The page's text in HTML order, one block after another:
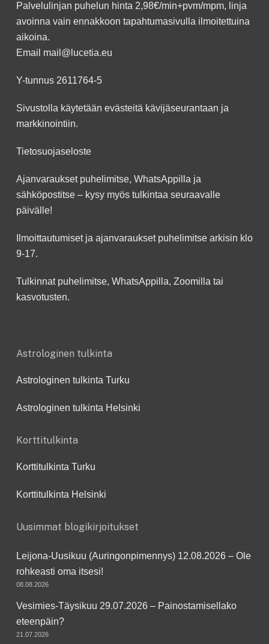
Palvelulinjan puhelun hinta 2,98€/min+pvm/mpm, linja
avoinna vain ennakkoon tapahtumasivulla ilmoitettuina
aikoina.
Email mail@lucetia.eu
Y-tunnus 2611764-5
Sivustolla käytetään evästeitä kävijäseurantaan ja
markkinointiin.
Tietosuojaseloste
Ajanvaraukset puhelimitse, WhatsAppilla ja
sähköpostitse – kysy myös tulkintaa seuraavalle
päivälle!
Ilmoittautumiset ja ajanvaraukset puhelimitse arkisin klo
9-17.
Tulkinnat puhelimitse, WhatsAppilla, Zoomilla tai
kasvotusten.
Astrologinen tulkinta
Astrologinen tulkinta Turku
Astrologinen tulkinta Helsinki
Korttitulkinta
Korttitulkinta Turku
Korttitulkinta Helsinki
Uusimmat blogikirjoitukset
Leijona-Uusikuu (Auringonpimennys) 12.08.2026 – Ole
rohkeasti oma itsesi!
08.08.2026
Vesimies-Täysikuu 29.07.2026 – Painostamisellako
eteenpäin?
21.07.2026